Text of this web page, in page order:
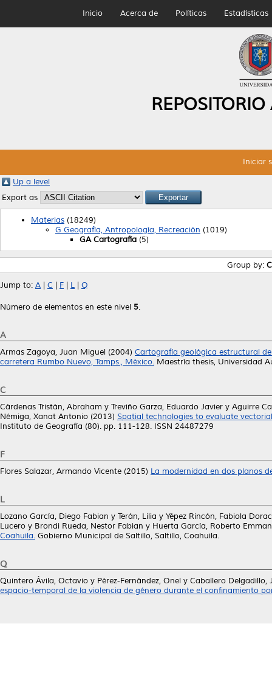
Inicio Acerca de Políticas Estadísticas
Iniciar
Up a level
Export as
Materias (18249)
G Geografía, Antropología, Recreación (1019)
GA Cartografía (5)
Group by:
Jump to: A C F L Q
Número de elementos en este nivel 5.
A
Armas Zagoya, Juan Miguel (2004) Cartografía geológica estructural
carretera Rumbo Nuevo, Tamps., México. Maestría thesis, Universidad
C
Cárdenas Tristán, Abraham y Treviño Garza, Eduardo Javier y Aguirre
Némiga, Xanat Antonio (2013) Spatial technologies to evaluate
Instituto de Geografía (80). pp. 111-128. ISSN 24487279
F
Flores Salazar, Armando Vicente (2015) La modernidad en dos planos
L
Lozano García, Diego Fabian y Terán, Lilia y Yépez Rincón, Fabiola
Lucero y Brondi Rueda, Nestor Fabian y Huerta García, Roberto
Coahuila. Gobierno Municipal de Saltillo, Saltillo, Coahuila.
Q
Quintero Ávila, Octavio y Pérez-Fernández, Onel y Caballero Delgadillo,
espacio-temporal de la violencia de género durante el confinamiento